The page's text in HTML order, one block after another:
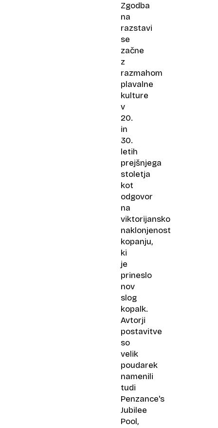
Zgodba
na
razstavi
se
začne
z
razmahom
plavalne
kulture
v
20.
in
30.
letih
prejšnjega
stoletja
kot
odgovor
na
viktorijansko
naklonjenost
kopanju,
ki
je
prineslo
nov
slog
kopalk.
Avtorji
postavitve
so
velik
poudarek
namenili
tudi
Penzance's
Jubilee
Pool,